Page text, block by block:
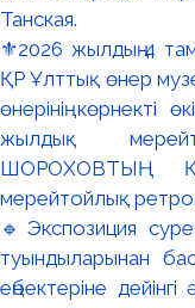
⚜️2026 жылдың 4
ҚР Ұлттық өнер
өнерінің көрнекті
жылдық
ШОРОХОВТЫҢ
мерейтойлық
🔹Экспозиция
туындыларынан
еңбектеріне